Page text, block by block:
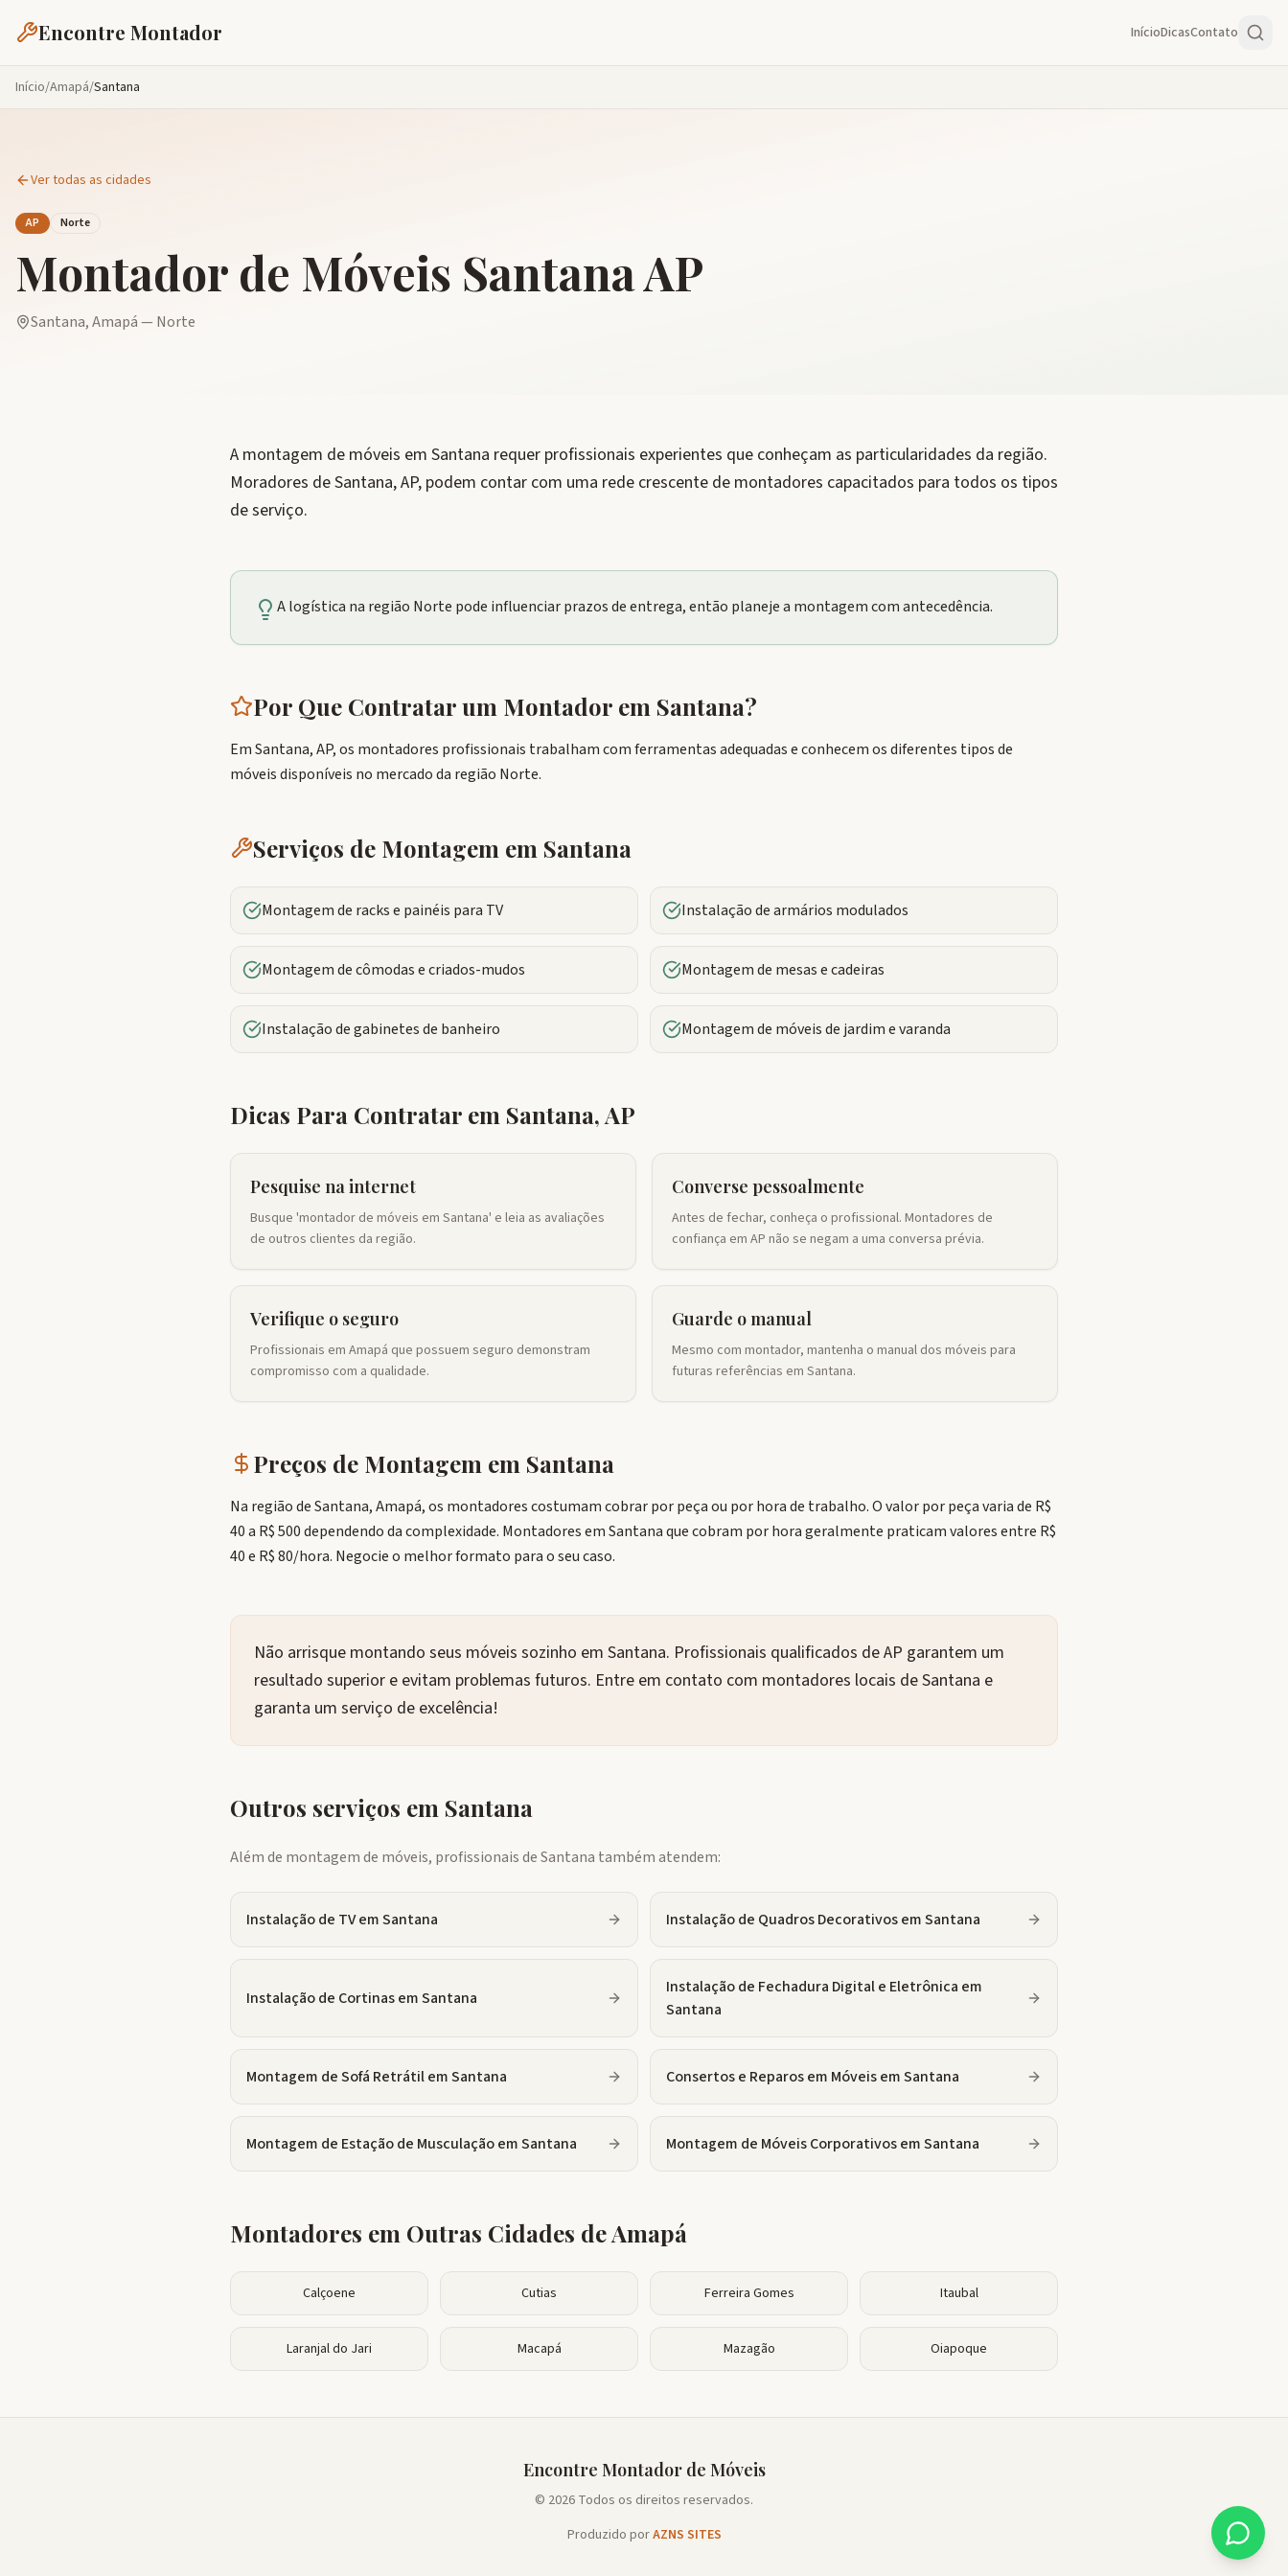
Encontre Montador InícioDicasContato
Início/Amapá/Santana
Ver todas as cidades
AP Norte
Montador de Móveis SantanaAP
Santana,Amapá— Norte
A montagem de móveis em Santana requer profissionais experientes que conheçam as particularidades da região.
Moradores de Santana, AP, podem contar com uma rede crescente de montadores capacitados para todos os tipos
de serviço.
A logística na região Norte pode influenciar prazos de entrega, então planeje a montagem com antecedência.
Por Que Contratar um Montador em Santana?
Em Santana, AP, os montadores profissionais trabalham com ferramentas adequadas e conhecem os diferentes tipos de
móveis disponíveis no mercado da região Norte.
Serviços de Montagem em Santana
Montagem de racks e painéis para TV Instalação de armários modulados
Montagem de cômodas e criados-mudos Montagem de mesas e cadeiras
Instalação de gabinetes de banheiro Montagem de móveis de jardim e varanda
Dicas Para Contratar em Santana,AP
Pesquise na internet
Busque 'montador de móveis em Santana' e leia as avaliações
de outros clientes da região.
Converse pessoalmente
Antes de fechar, conheça o profissional. Montadores de
confiança em AP não se negam a uma conversa prévia.
Verifique o seguro
Profissionais em Amapá que possuem seguro demonstram
compromisso com a qualidade.
Guarde o manual
Mesmo com montador, mantenha o manual dos móveis para
futuras referências em Santana.
Preços de Montagem em Santana
Na região de Santana, Amapá, os montadores costumam cobrar por peça ou por hora de trabalho. O valor por peça varia de R$
40 a R$ 500 dependendo da complexidade. Montadores em Santana que cobram por hora geralmente praticam valores entre R$
40 e R$ 80/hora. Negocie o melhor formato para o seu caso.
Não arrisque montando seus móveis sozinho em Santana. Profissionais qualificados de AP garantem um
resultado superior e evitam problemas futuros. Entre em contato com montadores locais de Santana e
garanta um serviço de excelência!
Outros serviços em Santana
Além de montagem de móveis, profissionais deSantana também atendem:
Instalação de TVemSantana Instalação de Quadros DecorativosemSantana
Instalação de CortinasemSantana
Instalação de Fechadura Digital e Eletrônica em
Santana
Montagem de Sofá RetrátilemSantana Consertos e Reparos em MóveisemSantana
Montagem de Estação de MusculaçãoemSantana Montagem de Móveis CorporativosemSantana
Montadores em Outras Cidades deAmapá
Calçoene Cutias Ferreira Gomes Itaubal
Laranjal do Jari Macapá Mazagão Oiapoque
Encontre Montador de Móveis
© 2026 Todos os direitos reservados.
Produzido porAZNS SITES